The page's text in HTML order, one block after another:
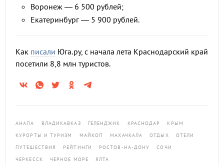
Воронеж — 6 500 рублей;
Екатеринбург — 5 900 рублей.
Как писали Юга.ру, с начала лета Краснодарский край
посетили 8,8 млн туристов.
АНАПА ВЛАДИКАВКАЗ ГЕЛЕНДЖИК КРАСНОДАР
КРЫМ
КУРОРТЫ И ТУРИЗМ
МАЙКОП МАХАЧКАЛА ОТДЫХ
ОТЕЛИ
ПУТЕШЕСТВИЯ
РЕЙТИНГИ РОСТОВ-НА-ДОНУ
СОЧИ
ЧЕРКЕССК
ЧЕРНОЕ МОРЕ ЯЛТА